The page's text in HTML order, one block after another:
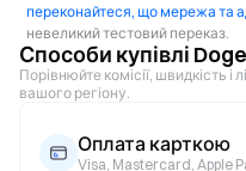
переконайтеся, що мережа та
невеликий тестовий переказ.
Способи купівлі
Порівнюйте комісії, швидкість
вашого регіону.
Оплата карткою
Visa, Mastercard, Apple